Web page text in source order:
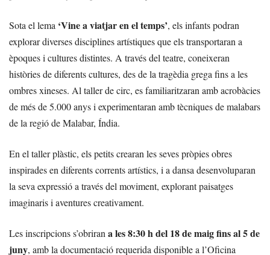
Sota el lema ‘Vine a viatjar en el temps’, els infants podran
explorar diverses disciplines artístiques que els transportaran a
èpoques i cultures distintes. A través del teatre, coneixeran
històries de diferents cultures, des de la tragèdia grega fins a les
ombres xineses. Al taller de circ, es familiaritzaran amb acrobàcies
de més de 5.000 anys i experimentaran amb tècniques de malabars
de la regió de Malabar, Índia.
En el taller plàstic, els petits crearan les seves pròpies obres
inspirades en diferents corrents artístics, i a dansa desenvoluparan
la seva expressió a través del moviment, explorant paisatges
imaginaris i aventures creativament.
Les inscripcions s’obriran a les 8:30 h del 18 de maig fins al 5 de
juny, amb la documentació requerida disponible a l’Oficina